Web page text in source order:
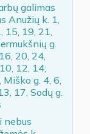
galimas
Anužių k. 1,
15, 19, 21,
g.
20, 24,
12, 14;
Miško g. 4, 6,
17, Sodų g.
nebus